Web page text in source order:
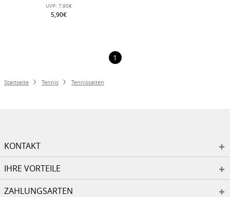
UVP: 7,90€
5,90€
1
Startseite Tennis Tennissaiten
KONTAKT
IHRE VORTEILE
ZAHLUNGSARTEN